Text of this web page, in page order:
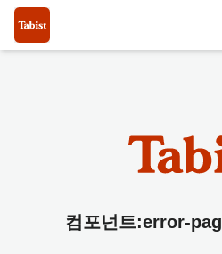
컴포넌트:error-